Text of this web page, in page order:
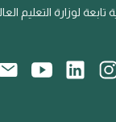
لوزارة التعليم